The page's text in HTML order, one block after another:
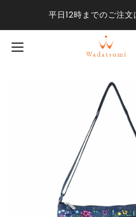
平日12時までのご注